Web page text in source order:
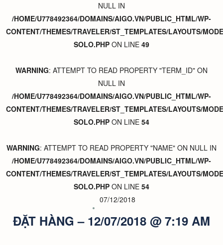
NULL IN
/HOME/U778492364/DOMAINS/AIGO.VN/PUBLIC_HTML/WP-
CONTENT/THEMES/TRAVELER/ST_TEMPLATES/LAYOUTS/
SOLO.PHP ON LINE 49
WARNING: ATTEMPT TO READ PROPERTY "TERM_ID" ON
NULL IN
/HOME/U778492364/DOMAINS/AIGO.VN/PUBLIC_HTML/WP-
CONTENT/THEMES/TRAVELER/ST_TEMPLATES/LAYOUTS/
SOLO.PHP ON LINE 54
WARNING: ATTEMPT TO READ PROPERTY "NAME" ON NULL IN
/HOME/U778492364/DOMAINS/AIGO.VN/PUBLIC_HTML/WP-
CONTENT/THEMES/TRAVELER/ST_TEMPLATES/LAYOUTS/
SOLO.PHP ON LINE 54
07/12/2018
ĐẶT HÀNG – 12/07/2018 @ 7:19 AM